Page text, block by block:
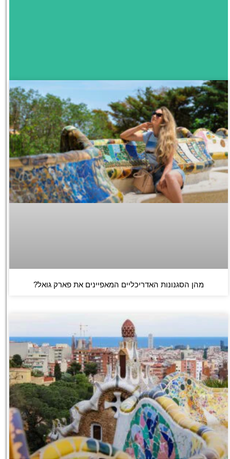
מהן הסגנונות האדריכליים המאפיינים את פארק גואל?